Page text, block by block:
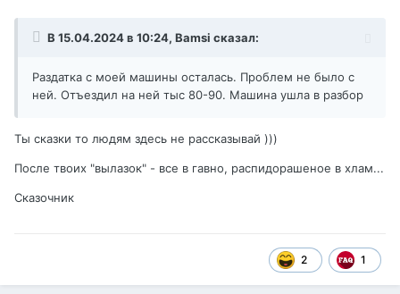
В 15.04.2024 в 10:24, Bamsi сказал:
Раздатка с моей машины осталась. Проблем не было с
ней. Отъездил на ней тыс 80-90. Машина ушла в разбор
Ты сказки то людям здесь не рассказывай )))
После твоих "вылазок" - все в гавно, распидорашеное в хлам...
Сказочник
2 1